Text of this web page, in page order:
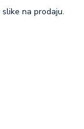
na prodaju.